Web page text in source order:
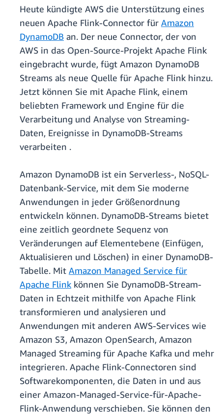
Heute kündigte AWS die Unterstützung eines
neuen Apache Flink-Connector für Amazon
DynamoDB an. Der neue Connector, der von
AWS in das Open-Source-Projekt Apache Flink
eingebracht wurde, fügt Amazon DynamoDB
Streams als neue Quelle für Apache Flink hinzu.
Jetzt können Sie mit Apache Flink, einem
beliebten Framework und Engine für die
Verarbeitung und Analyse von Streaming-
Daten, Ereignisse in DynamoDB-Streams
verarbeiten .
Amazon DynamoDB ist ein Serverless-, NoSQL-
Datenbank-Service, mit dem Sie moderne
Anwendungen in jeder Größenordnung
entwickeln können. DynamoDB-Streams bietet
eine zeitlich geordnete Sequenz von
Veränderungen auf Elementebene (Einfügen,
Aktualisieren und Löschen) in einer DynamoDB-
Tabelle. Mit Amazon Managed Service für
Apache Flink können Sie DynamoDB-Stream-
Daten in Echtzeit mithilfe von Apache Flink
transformieren und analysieren und
Anwendungen mit anderen AWS-Services wie
Amazon S3, Amazon OpenSearch, Amazon
Managed Streaming für Apache Kafka und mehr
integrieren. Apache Flink-Connectoren sind
Softwarekomponenten, die Daten in und aus
einer Amazon-Managed-Service-für-Apache-
Flink-Anwendung verschieben. Sie können den